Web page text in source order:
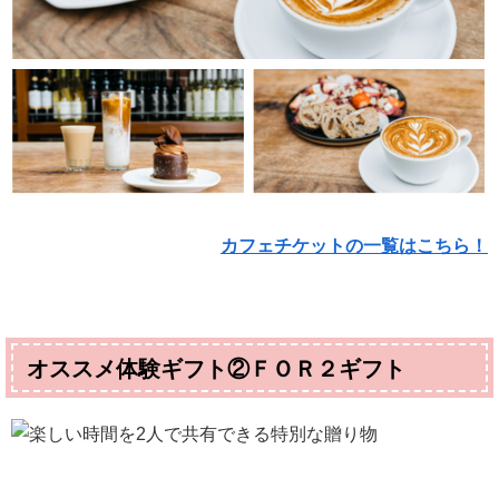
カフェチケットの一覧はこちら！
オススメ体験ギフト②ＦＯＲ２ギフト